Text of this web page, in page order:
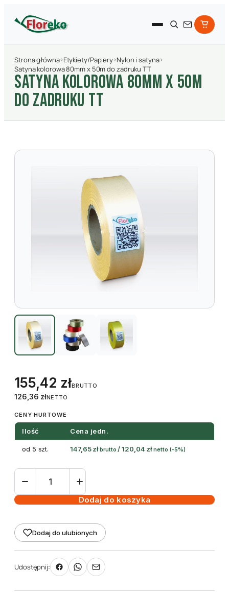
Strona główna›Etykiety/Papiery›Nylon i satyna›
Satyna kolorowa 80mm x 50m do zadruku TT
SATYNA KOLOROWA 80MM X 50M
DO ZADRUKU TT
155,42 złBRUTTO
126,36 złNETTO
CENY HURTOWE
Ilość Cena jedn.
od 5 szt. 147,65zł brutto /120,04 zł netto (-5%)
ilość
kolorowa
x
50m
do
zadruku
Dodaj do koszyka
Dodaj do ulubionych
Udostępnij: